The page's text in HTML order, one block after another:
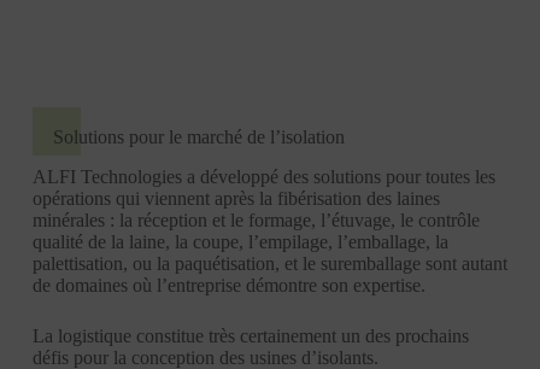
Solutions pour le marché de l’isolation
ALFI Technologies a développé des solutions pour toutes les
opérations qui viennent après la fibérisation des laines
minérales : la réception et le formage, l’étuvage, le contrôle
qualité de la laine, la coupe, l’empilage, l’emballage, la
palettisation, ou la paquétisation, et le suremballage sont autant
de domaines où l’entreprise démontre son expertise.
La logistique constitue très certainement un des prochains
défis pour la conception des usines d’isolants.